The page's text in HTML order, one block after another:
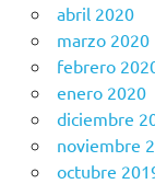
abril 2020
marzo 2020
febrero
enero 2020
diciembre
noviembre
octubre